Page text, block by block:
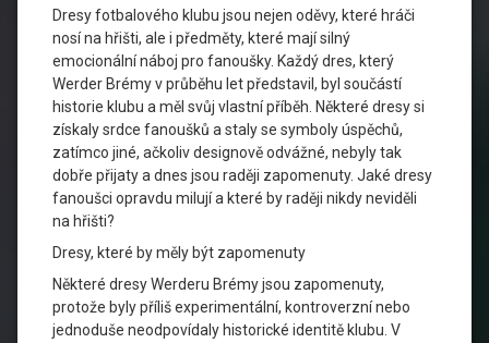
Dresy fotbalového klubu jsou nejen oděvy, které hráči
nosí na hřišti, ale i předměty, které mají silný
emocionální náboj pro fanoušky. Každý dres, který
Werder Brémy v průběhu let představil, byl součástí
historie klubu a měl svůj vlastní příběh. Některé dresy si
získaly srdce fanoušků a staly se symboly úspěchů,
zatímco jiné, ačkoliv designově odvážné, nebyly tak
dobře přijaty a dnes jsou raději zapomenuty. Jaké dresy
fanoušci opravdu milují a které by raději nikdy neviděli
na hřišti?
Dresy, které by měly být zapomenuty
Některé dresy Werderu Brémy jsou zapomenuty,
protože byly příliš experimentální, kontroverzní nebo
jednoduše neodpovídaly historické identitě klubu. V